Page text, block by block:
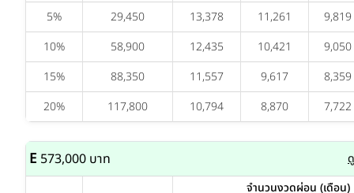
5%
29,450 13,378 11,261
9,819
10%
58,900 12,435 10,421
9,050
15%
88,350 11,557 9,617
8,359
20%
117,800 10,794 8,870 7,722
E 573,000 บาท
จำนวนงวดผ่อน (เดือน)